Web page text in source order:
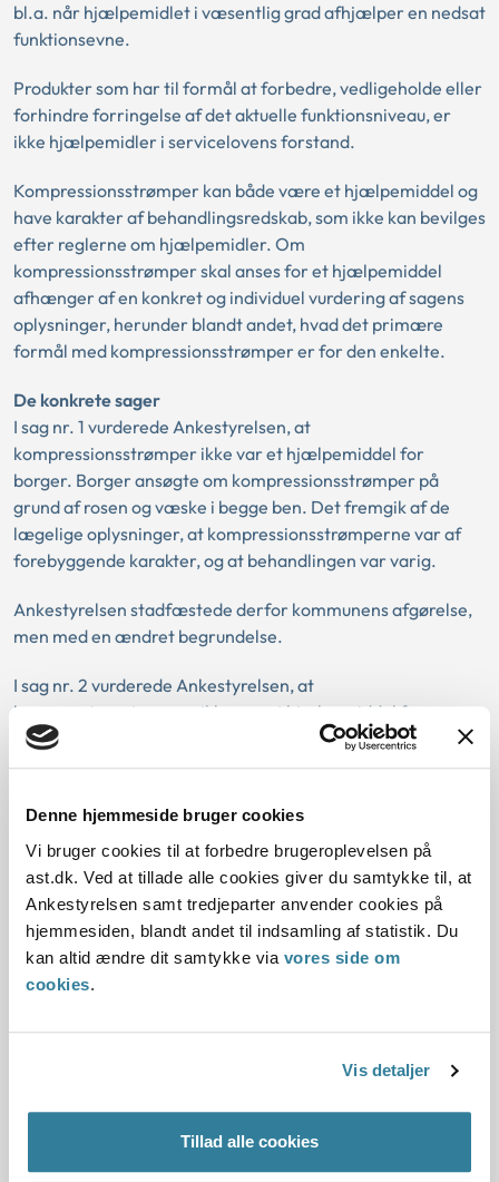
Denne hjemmeside bruger cookies
Vi bruger cookies til at forbedre brugeroplevelsen på
ast.dk. Ved at tillade alle cookies giver du samtykke til, at
Ankestyrelsen samt tredjeparter anvender cookies på
hjemmesiden, blandt andet til indsamling af statistik. Du
kan altid ændre dit samtykke via vores side om
cookies.
Vis detaljer
Tillad alle cookies
bl.a. når hjælpemidlet i væsentlig grad afhjælper en nedsat
funktionsevne.
Produkter som har til formål at forbedre, vedligeholde eller
forhindre forringelse af det aktuelle funktionsniveau, er
ikke hjælpemidler i servicelovens forstand.
Kompressionsstrømper kan både være et hjælpemiddel og
have karakter af behandlingsredskab, som ikke kan bevilges
efter reglerne om hjælpemidler. Om
kompressionsstrømper skal anses for et hjælpemiddel
afhænger af en konkret og individuel vurdering af sagens
oplysninger, herunder blandt andet, hvad det primære
formål med kompressionsstrømper er for den enkelte.
De konkrete sager
I sag nr. 1 vurderede Ankestyrelsen, at
kompressionsstrømper ikke var et hjælpemiddel for
borger. Borger ansøgte om kompressionsstrømper på
grund af rosen og væske i begge ben. Det fremgik af de
lægelige oplysninger, at kompressionsstrømperne var af
forebyggende karakter, og at behandlingen var varig.
Ankestyrelsen stadfæstede derfor kommunens afgørelse,
men med en ændret begrundelse.
I sag nr. 2 vurderede Ankestyrelsen, at
kompressionsstrømper ikke var et hjælpemiddel for
borger. Borger ansøgte om kompressionsstrømper til
forebyggelse af blodpropper. Ankestyrelsen vurderede, at
forstand, da kompressionsstrømperne havde til formål at
forbedre, vedligeholde eller forhindre forringelse af det
aktuelle funktionsniveau.
Ankestyrelsens stadfæstede således kommunens
afgørelse, men med en ændret begrundelse.
Baggrund for at behandle sagerne principielt